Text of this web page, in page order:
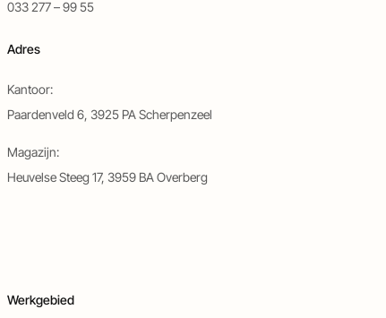
033 277 – 99 55
Adres
Kantoor:
Paardenveld 6, 3925 PA Scherpenzeel
Magazijn:
Heuvelse Steeg 17, 3959 BA Overberg
Werkgebied